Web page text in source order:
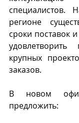
специалистов.
регионе
сроки поставок
удовлетворить
крупных
заказов.
В новом
предложить: